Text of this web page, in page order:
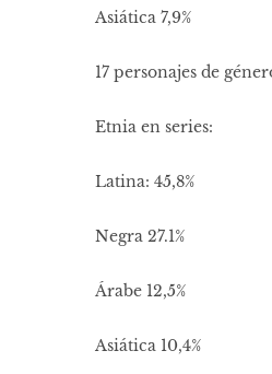
Asiática 7,9%
17 personajes de
Etnia en series:
Latina: 45,8%
Negra 27.1%
Árabe 12,5%
Asiática 10,4%